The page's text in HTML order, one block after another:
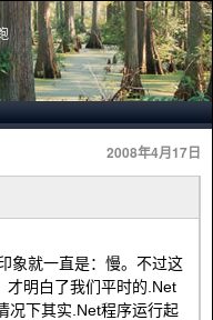
2008年4月17日
象就一直是：慢。不过这
才明白了我们平时的.Net
况下其实.Net程序运行起